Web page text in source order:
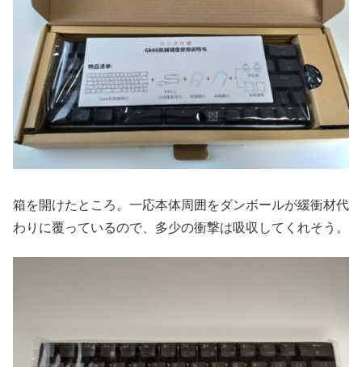
箱を開けたところ。一応本体周囲をダンボールが緩衝材代
わりに覆っているので、多少の衝撃は吸収してくれそう。